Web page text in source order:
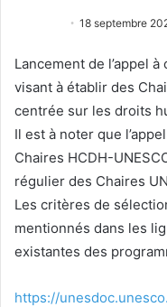
18 septembre
Lancement de l’appel
visant à établir des
centrée sur les droits
Il est à noter que
Chaires HCDH-
régulier des Chaires
Les critères de
mentionnés dans les
existantes des
https://